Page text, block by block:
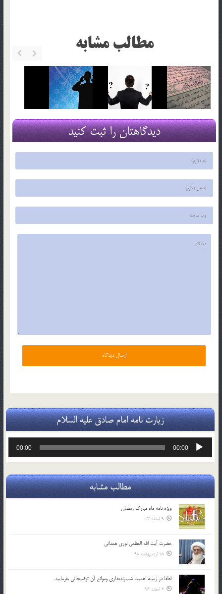
مطالب مشابه
دیدگاهتان را ثبت کنید
زیارت نامه امام صادق علیه السلام
پخش‌کننده
00:00
00:00
مطالب مشابه
ویژه نامه ماه مبارک رمضان
9 اسفند 03
حضرت آیت الله العظمی نوری همدانی
18 اردیبهشت 98
لطفا در زمينه اهميت شب‌زنده‌داري وموانع آن توضيحاتي بفرماييد.
2 اسفند 96